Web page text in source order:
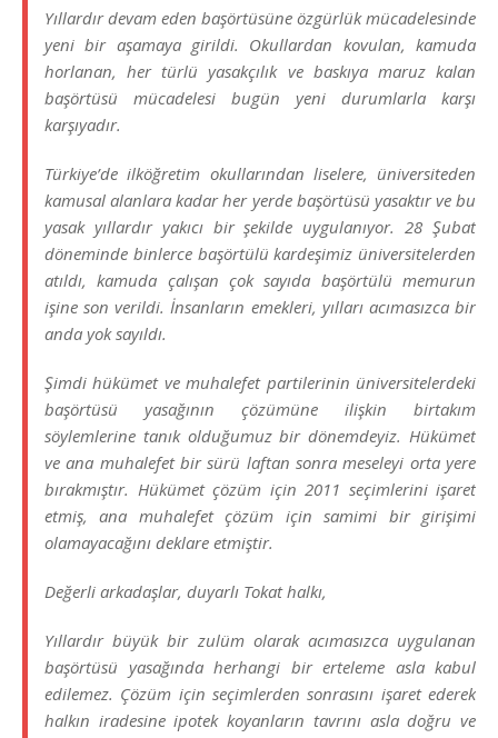
Yıllardır devam eden başörtüsüne özgürlük mücadelesinde
yeni bir aşamaya girildi. Okullardan kovulan, kamuda
horlanan, her türlü yasakçılık ve baskıya maruz kalan
başörtüsü mücadelesi bugün yeni durumlarla karşı
karşıyadır.
Türkiye’de ilköğretim okullarından liselere, üniversiteden
kamusal alanlara kadar her yerde başörtüsü yasaktır ve bu
yasak yıllardır yakıcı bir şekilde uygulanıyor. 28 Şubat
döneminde binlerce başörtülü kardeşimiz üniversitelerden
atıldı, kamuda çalışan çok sayıda başörtülü memurun
işine son verildi. İnsanların emekleri, yılları acımasızca bir
anda yok sayıldı.
Şimdi hükümet ve muhalefet partilerinin üniversitelerdeki
başörtüsü yasağının çözümüne ilişkin birtakım
söylemlerine tanık olduğumuz bir dönemdeyiz. Hükümet
ve ana muhalefet bir sürü laftan sonra meseleyi orta yere
bırakmıştır. Hükümet çözüm için 2011 seçimlerini işaret
etmiş, ana muhalefet çözüm için samimi bir girişimi
olamayacağını deklare etmiştir.
Değerli arkadaşlar, duyarlı Tokat halkı,
Yıllardır büyük bir zulüm olarak acımasızca uygulanan
başörtüsü yasağında herhangi bir erteleme asla kabul
edilemez. Çözüm için seçimlerden sonrasını işaret ederek
halkın iradesine ipotek koyanların tavrını asla doğru ve